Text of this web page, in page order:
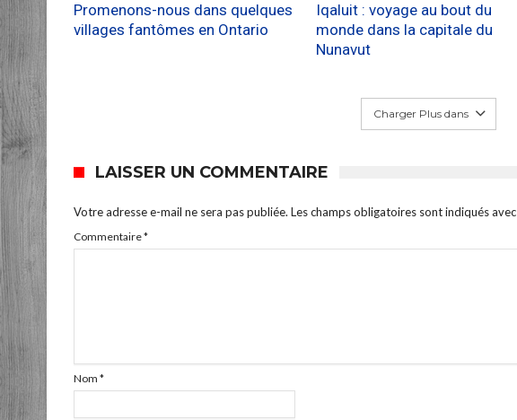
Promenons-nous dans quelques
villages fantômes en Ontario
Iqaluit : voyage au bout du
monde dans la capitale du
Nunavut
Charger Plus dans
LAISSER UN COMMENTAIRE
Votre adresse e-mail ne sera pas publiée. Les champs obligatoires sont indiqués avec
Commentaire*
Nom *